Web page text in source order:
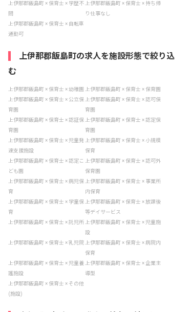
上伊那郡飯島町 × 保育士 × 学歴不
問
上伊那郡飯島町 × 保育士 × 持ち帰
り仕事なし
上伊那郡飯島町 × 保育士 × 自転車
通勤可
上伊那郡飯島町の求人を施設形態で絞り込
む
上伊那郡飯島町 × 保育士 × 幼稚園
上伊那郡飯島町 × 保育士 × 保育園
上伊那郡飯島町 × 保育士 × 公立保
育園
上伊那郡飯島町 × 保育士 × 認可保
育園
上伊那郡飯島町 × 保育士 × 認証保
育園
上伊那郡飯島町 × 保育士 × 認定保
育園
上伊那郡飯島町 × 保育士 × 児童発
達支援施設
上伊那郡飯島町 × 保育士 × 小規模
保育
上伊那郡飯島町 × 保育士 × 認定こ
ども園
上伊那郡飯島町 × 保育士 × 認可外
保育園
上伊那郡飯島町 × 保育士 × 病児保
育
上伊那郡飯島町 × 保育士 × 事業所
内保育
上伊那郡飯島町 × 保育士 × 学童保
育
上伊那郡飯島町 × 保育士 × 放課後
等デイサービス
上伊那郡飯島町 × 保育士 × 託児所
上伊那郡飯島町 × 保育士 × 児童施
設
上伊那郡飯島町 × 保育士 × 乳児院
上伊那郡飯島町 × 保育士 × 病院内
保育
上伊那郡飯島町 × 保育士 × 児童養
護施設
上伊那郡飯島町 × 保育士 × 企業主
導型
上伊那郡飯島町 × 保育士 × その他
(施設)